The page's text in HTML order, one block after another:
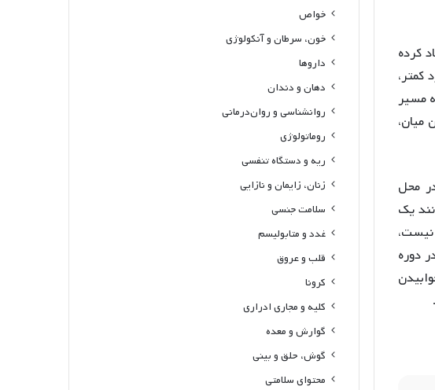
کرده
کمتر،
مسیر
محل
یک
دوره
خواص
خون، سرطان و آنکولوژی
داروها
دهان و دندان
روانشناسی و روان‌درمانی
روماتولوژی
ریه و دستگاه تنفسی
زنان، زایمان و نازایی
سلامت جنسی
غدد و متابولیسم
قلب و عروق
کرونا
کلیه و مجاری ادراری
گوارش و معده
گوش، حلق و بینی
محتوای سلامتی